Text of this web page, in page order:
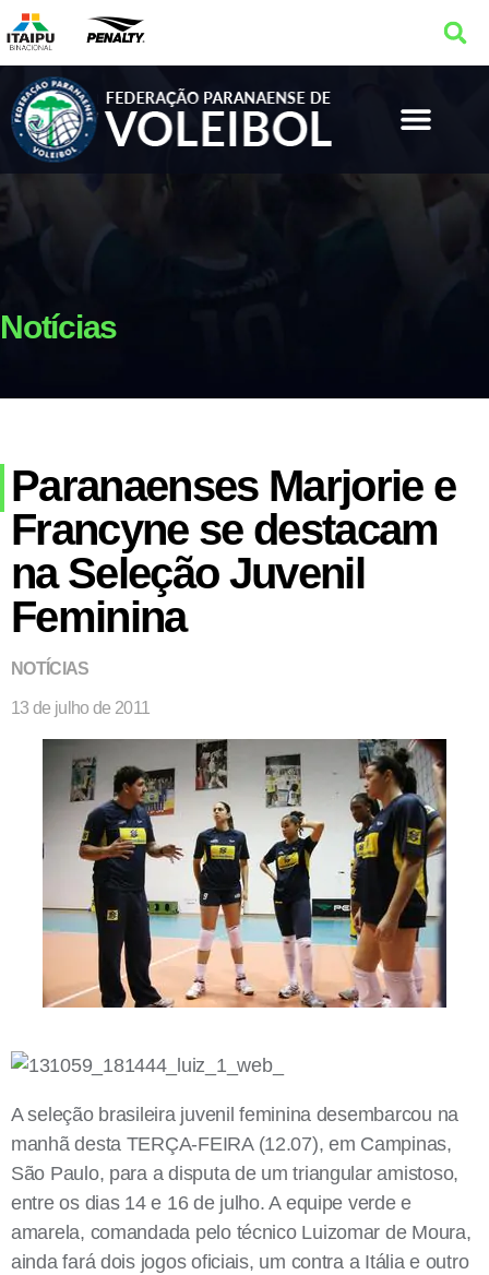
Notícias
Paranaenses Marjorie e
Francyne se destacam
na Seleção Juvenil
Feminina
NOTÍCIAS
13 de julho de 2011
A seleção brasileira juvenil feminina desembarcou na
manhã desta TERÇA-FEIRA (12.07), em Campinas,
São Paulo, para a disputa de um triangular amistoso,
entre os dias 14 e 16 de julho. A equipe verde e
amarela, comandada pelo técnico Luizomar de Moura,
ainda fará dois jogos oficiais, um contra a Itália e outro